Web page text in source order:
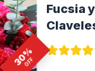
19
%
OFF
Rosas